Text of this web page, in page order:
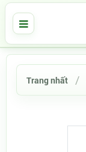
Trang nhất